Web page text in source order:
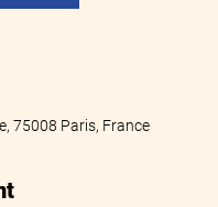
75008 Paris, France